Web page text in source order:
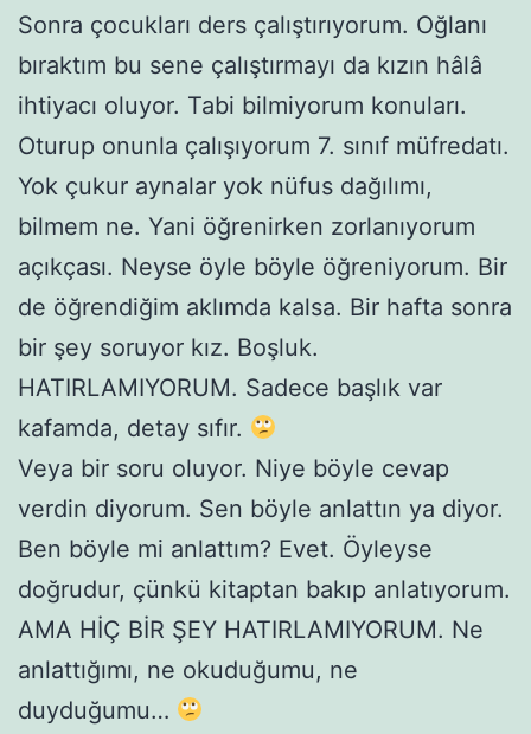
Sonra çocukları ders çalıştırıyorum. Oğlanı
bıraktım bu sene çalıştırmayı da kızın hâlâ
ihtiyacı oluyor. Tabi bilmiyorum konuları.
Oturup onunla çalışıyorum 7. sınıf müfredatı.
Yok çukur aynalar yok nüfus dağılımı,
bilmem ne. Yani öğrenirken zorlanıyorum
açıkçası. Neyse öyle böyle öğreniyorum. Bir
de öğrendiğim aklımda kalsa. Bir hafta sonra
bir şey soruyor kız. Boşluk.
HATIRLAMIYORUM. Sadece başlık var
kafamda, detay sıfır.
Veya bir soru oluyor. Niye böyle cevap
verdin diyorum. Sen böyle anlattın ya diyor.
Ben böyle mi anlattım? Evet. Öyleyse
doğrudur, çünkü kitaptan bakıp anlatıyorum.
AMA HİÇ BİR ŞEY HATIRLAMIYORUM. Ne
anlattığımı, ne okuduğumu, ne
duyduğumu…